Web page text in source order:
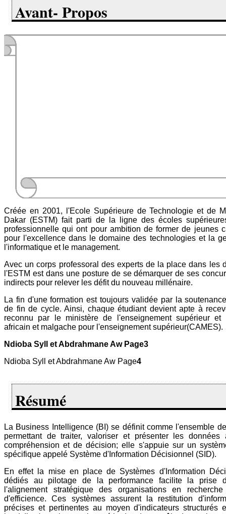
Avant- Propos
Créée en 2001, l'Ecole Supérieure de Technologie et de
Dakar (ESTM) fait parti de la ligne des écoles
professionnelle qui ont pour ambition de former de jeunes
pour l'excellence dans le domaine des technologies et la
l'informatique et le management.
Avec un corps professoral des experts de la place dans les
l'ESTM est dans une posture de se démarquer de ses
indirects pour relever les défit du nouveau millénaire.
La fin d'une formation est toujours validée par la
de fin de cycle. Ainsi, chaque étudiant devient apte à
reconnu par le ministère de l'enseignement supérieur
africain et malgache pour l'enseignement supérieur(CAMES).
Ndioba Syll et Abdrahmane Aw Page3
Ndioba Syll et Abdrahmane Aw Page4
Résumé
La Business Intelligence (BI) se définit comme l'ensemble
permettant de traiter, valoriser et présenter les
compréhension et de décision; elle s'appuie sur un
spécifique appelé Système d'Information Décisionnel (SID).
En effet la mise en place de Systèmes d'Information
dédiés au pilotage de la performance facilite la prise
l'alignement stratégique des organisations en
d'efficience. Ces systèmes assurent la restitution
précises et pertinentes au moyen d'indicateurs structurés